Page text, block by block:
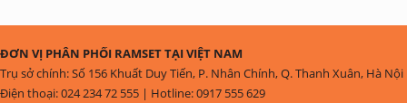
ĐƠN VỊ PHÂN PHỐI RAMSET TẠI VIỆT NAM
Trụ sở chính: Số 156 Khuất Duy Tiến, P. Nhân Chính, Q. Thanh Xuân, Hà Nội
Điện thoại: 024 234 72 555 | Hotline: 0917 555 629